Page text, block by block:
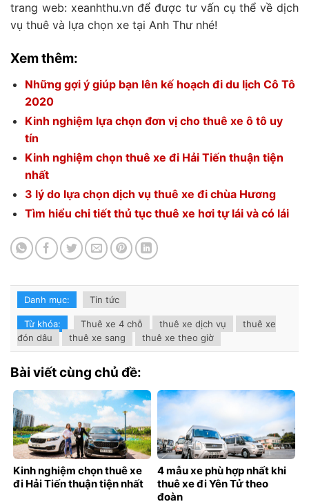
trang web: xeanhthu.vn để được tư vấn cụ thể về dịch
vụ thuê và lựa chọn xe tại Anh Thư nhé!
Xem thêm:
Những gợi ý giúp bạn lên kế hoạch đi du lịch Cô Tô
2020
Kinh nghiệm lựa chọn đơn vị cho thuê xe ô tô uy
tín
Kinh nghiệm chọn thuê xe đi Hải Tiến thuận tiện
nhất
3 lý do lựa chọn dịch vụ thuê xe đi chùa Hương
Tìm hiểu chi tiết thủ tục thuê xe hơi tự lái và có lái
Danh mục: Tin tức
Từ khóa: Thuê xe 4 chỗ thuê xe dịch vụ
thuê xe
đón dâu
thuê xe sang thuê xe theo giờ
Bài viết cùng chủ đề:
Kinh nghiệm chọn thuê xe
đi Hải Tiến thuận tiện nhất
4 mẫu xe phù hợp nhất khi
thuê xe đi Yên Tử theo
đoàn